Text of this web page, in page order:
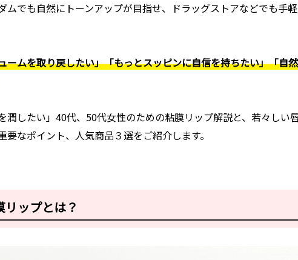
ムでも自然にトーンアップが目指せ、ドラッグストアなどでも手
ームを取り戻したい」「もっとスッピンに自信を持ちたい」「自
潤したい」40代、50代女性のための粘膜リップ解説と、若々しい
要なポイント、人気商品３選をご紹介します。
リップとは？